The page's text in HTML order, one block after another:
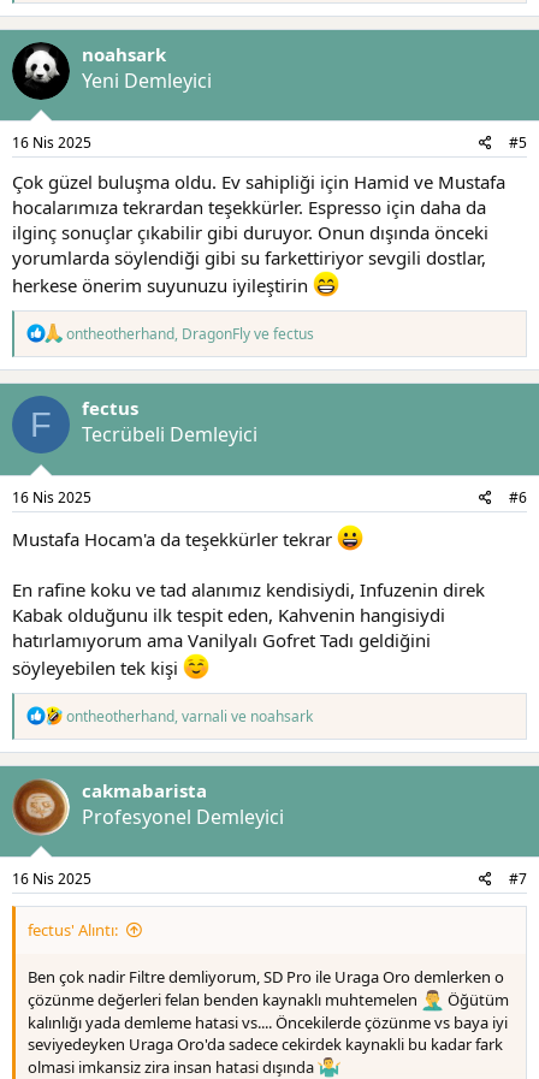
p
k
i
e
noahsark
Yeni Demleyici
16 Nis 2025 #5
Çok güzel buluşma oldu. Ev sahipliği için Hamid ve Mustafa
hocalarımıza tekrardan teşekkürler. Espresso için daha da
ilginç sonuçlar çıkabilir gibi duruyor. Onun dışında önceki
yorumlarda söylendiği gibi su farkettiriyor sevgili dostlar,
herkese önerim suyunuzu iyileştirin
T
e
p
k
i
ontheotherhand, DragonFlyve fectus
F fectus
Tecrübeli Demleyici
16 Nis 2025 #6
Mustafa Hocam'a da teşekkürler tekrar
En rafine koku ve tad alanımız kendisiydi, Infuzenin direk
Kabak olduğunu ilk tespit eden, Kahvenin hangisiydi
hatırlamıyorum ama Vanilyalı Gofret Tadı geldiğini
söyleyebilen tek kişi
T
p
k
i
l
ontheotherhand,varnali ve noahsark
cakmabarista
Profesyonel Demleyici
16 Nis 2025 #7
fectus' Alıntı:
Ben çok nadir Filtre demliyorum, SD Pro ile Uraga Oro demlerken o
çözünme değerleri felan benden kaynaklı muhtemelen
Öğütüm
kalınlığı yada demleme hatasi vs.... Öncekilerde çözünme vs baya iyi
seviyedeyken Uraga Oro'da sadece cekirdek kaynakli bu kadar fark
olmasi imkansiz zira insan hatasi dışında